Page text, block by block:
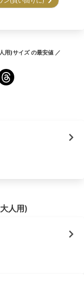
用)サイズの最安値 ／
人用)